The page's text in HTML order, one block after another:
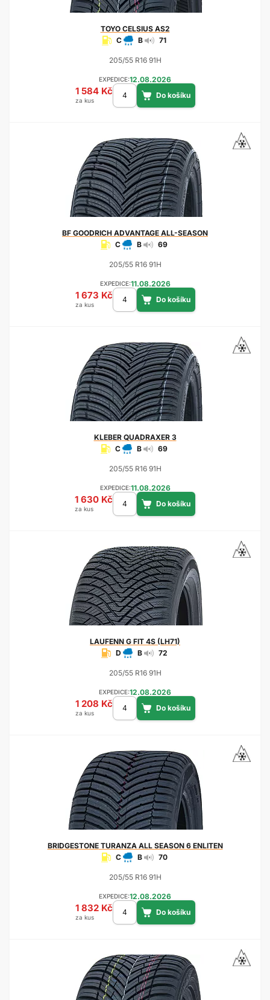
TOYOCELSIUS AS2
C
B 71
205/55 R16 91H
EXPEDICE:12.08.2026
1 584 Kč
za kus
BF GOODRICH ADVANTAGE ALL-SEASON
C
B 69
205/55 R16 91H
EXPEDICE:11.08.2026
1 673 Kč
za kus
KLEBERQUADRAXER 3
C
B 69
205/55 R16 91H
EXPEDICE:11.08.2026
1 630 Kč
za kus
LAUFENN G FIT 4S (LH71)
D
B 72
205/55 R16 91H
EXPEDICE:12.08.2026
1 208 Kč
za kus
BRIDGESTONETURANZA ALL SEASON 6 ENLITEN
C
B 70
205/55 R16 91H
EXPEDICE:12.08.2026
1 832 Kč
za kus